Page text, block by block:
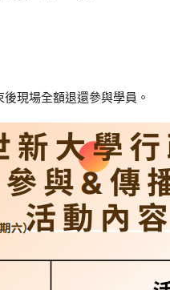
現場全額退還參與學員。